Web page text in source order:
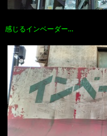
感じるインベーダー…